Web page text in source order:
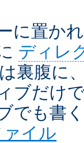
に置か
ディレ
裏腹に
ブだけ
でも書
イル